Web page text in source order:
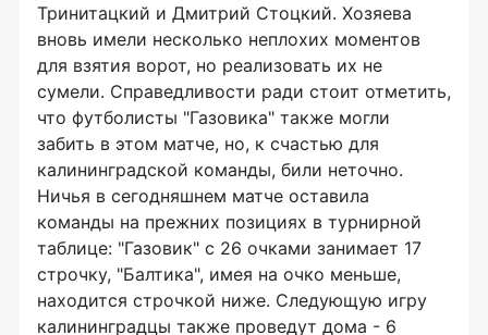
Тринитацкий и Дмитрий Стоцкий. Хозяева
вновь имели несколько неплохих моментов
для взятия ворот, но реализовать их не
сумели. Справедливости ради стоит отметить,
что футболисты "Газовика" также могли
забить в этом матче, но, к счастью для
калининградской команды, били неточно.
Ничья в сегодняшнем матче оставила
команды на прежних позициях в турнирной
таблице: "Газовик" с 26 очками занимает 17
строчку, "Балтика", имея на очко меньше,
находится строчкой ниже. Следующую игру
калининградцы также проведут дома - 6